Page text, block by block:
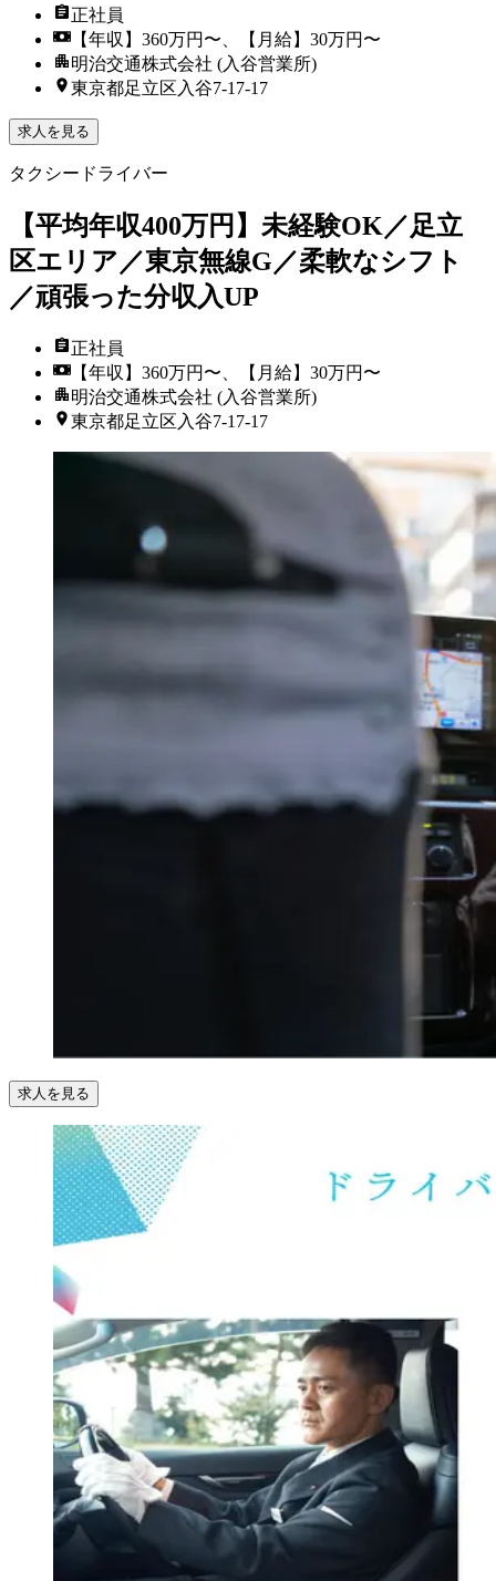
正社員
【年収】360万円〜、【月給】30万円〜
明治交通株式会社 (入谷営業所)
東京都足立区入谷7-17-17
求人を見る
タクシードライバー
【平均年収400万円】未経験OK／足立
区エリア／東京無線G／柔軟なシフト
／頑張った分収入UP
正社員
【年収】360万円〜、【月給】30万円〜
明治交通株式会社 (入谷営業所)
東京都足立区入谷7-17-17
求人を見る